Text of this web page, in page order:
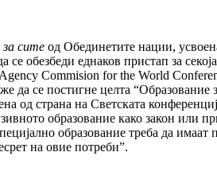
за сите од Обединетите нации,
се обезбеди еднаков пристап за
Commision for the World
да се постигне целта “Образование
од страна на Светската
образование како закон
образование треба да
на овие потреби”.